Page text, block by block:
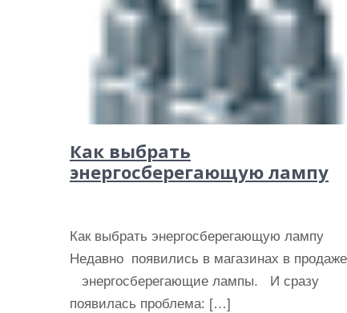
Как выбрать
энергосберегающую лампу
Как выбрать энергосберегающую лампу
Недавно появились в магазинах в продаже
энергосберегающие лампы. И сразу
появилась проблема: […]